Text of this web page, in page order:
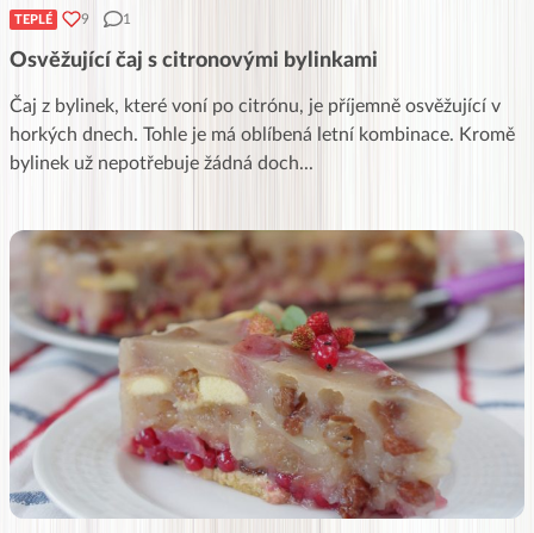
TEPLÉ 9 1
Osvěžující čaj s citronovými bylinkami
Čaj z bylinek, které voní po citrónu, je příjemně osvěžující v
horkých dnech. Tohle je má oblíbená letní kombinace. Kromě
bylinek už nepotřebuje žádná doch...